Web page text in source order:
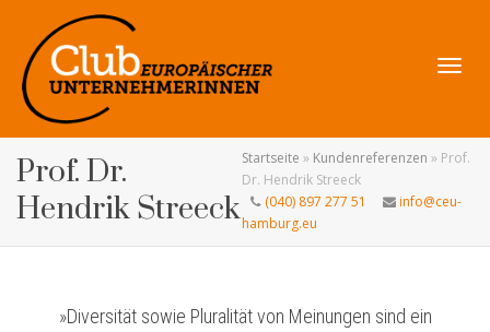
Prof. Dr.
Hendrik Streeck
Startseite » Kundenreferenzen » Prof.
Dr. Hendrik Streeck
(040) 897 277 51
info@ceu-
hamburg.eu
»Diversität sowie Pluralität von Meinungen sind ein